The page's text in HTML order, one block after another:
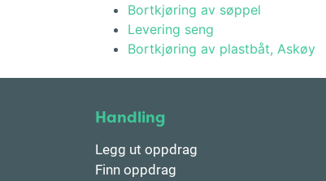
Bortkjøring av søppel
Levering seng
Bortkjøring av plastbåt, Askøy
Handling
Legg ut oppdrag
Finn oppdrag